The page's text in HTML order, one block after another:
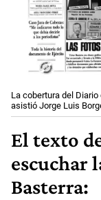
La cobertura del
asistió Jorge Luis
El texto
escuchar
Basterra: